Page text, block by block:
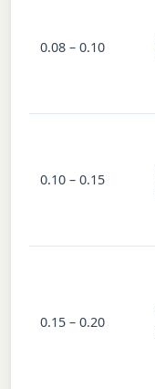
0.08 – 0.10
0.10 – 0.15
0.15 – 0.20